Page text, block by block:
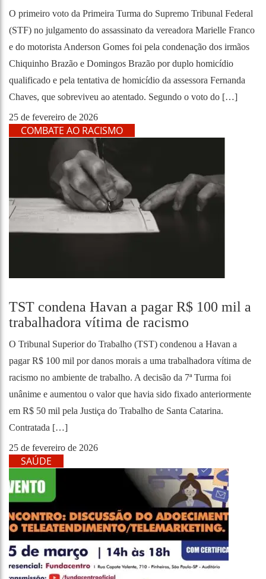
O primeiro voto da Primeira Turma do Supremo Tribunal Federal
(STF) no julgamento do assassinato da vereadora Marielle Franco
e do motorista Anderson Gomes foi pela condenação dos irmãos
Chiquinho Brazão e Domingos Brazão por duplo homicídio
qualificado e pela tentativa de homicídio da assessora Fernanda
Chaves, que sobreviveu ao atentado. Segundo o voto do […]
25 de fevereiro de 2026
COMBATE AO RACISMO
TST condena Havan a pagar R$ 100 mil a
trabalhadora vítima de racismo
O Tribunal Superior do Trabalho (TST) condenou a Havan a
pagar R$ 100 mil por danos morais a uma trabalhadora vítima de
racismo no ambiente de trabalho. A decisão da 7ª Turma foi
unânime e aumentou o valor que havia sido fixado anteriormente
em R$ 50 mil pela Justiça do Trabalho de Santa Catarina.
Contratada […]
25 de fevereiro de 2026
SAÚDE